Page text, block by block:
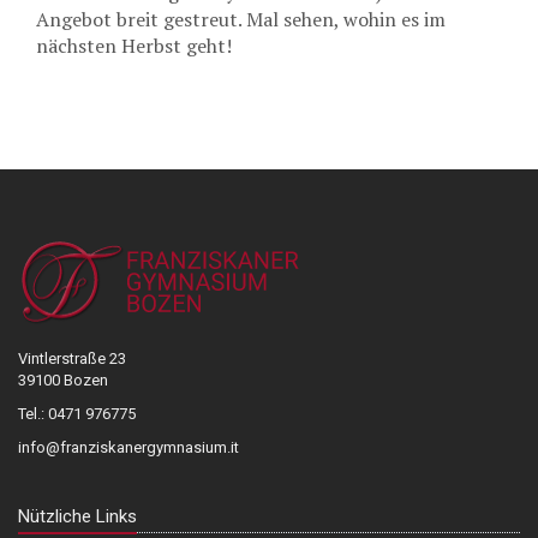
Angebot breit gestreut. Mal sehen, wohin es im
nächsten Herbst geht!
Vintlerstraße 23
39100 Bozen
Tel.: 0471 976775
info@franziskanergymnasium.it
Nützliche Links